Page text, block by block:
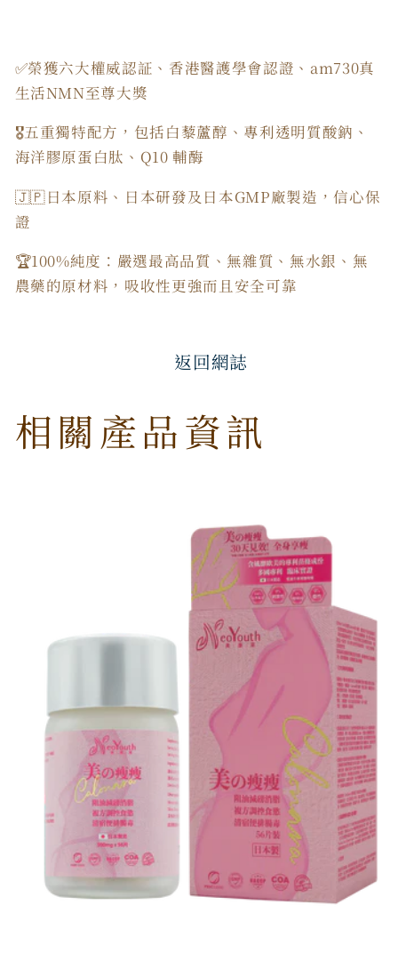
✅榮獲六大權威認証、香港醫護學會認證、am730真
生活NMN至尊大獎
🎖五重獨特配方，包括白藜蘆醇、專利透明質酸鈉、
海洋膠原蛋白肽、Q10 輔酶
🇯🇵日本原料、日本研發及日本GMP廠製造，信心保
證
🏆100%純度：嚴選最高品質、無雜質、無水銀、無
農藥的原材料，吸收性更強而且安全可靠
返回網誌
相關產品資訊